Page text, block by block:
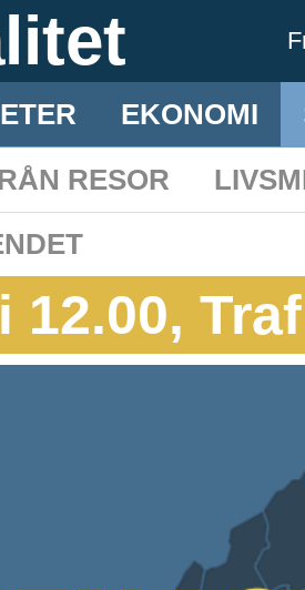
EKONOMI
RESOR
12.00,